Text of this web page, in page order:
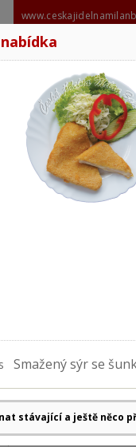
606
rozvoz
Smažený sýr se